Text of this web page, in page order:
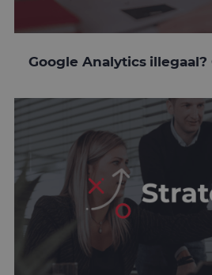
Google Analytics illegaal?